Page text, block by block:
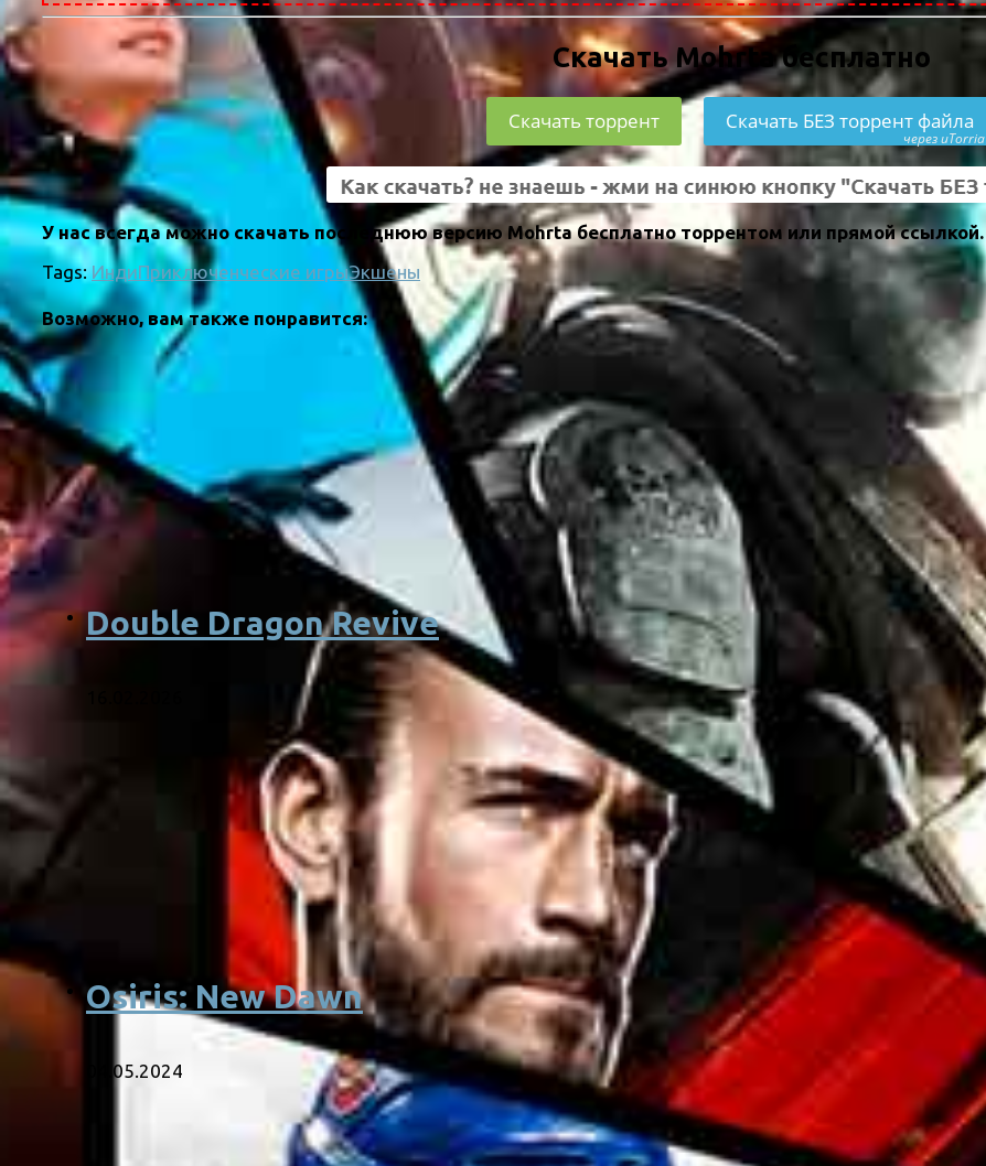
Скачать Mohrta бесплатно
Скачать торрент Скачать БЕЗ торрент файла
через uTorria
У нас всегда можно скачать последнюю версию Mohrta бесплатно торрентом или прямой ссылкой.
Tags: ИндиПриключенческие игрыЭкшены
Возможно, вам также понравится:
Double Dragon Revive
Osiris: New Dawn
04.05.2024